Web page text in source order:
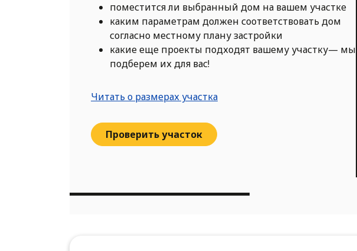
поместится ли выбранный дом на вашем участке
каким параметрам должен соответствовать дом
согласно местному плану застройки
какие еще проекты подходят вашему участку— мы
подберем их для вас!
Читать о размерах участка
Проверить участок